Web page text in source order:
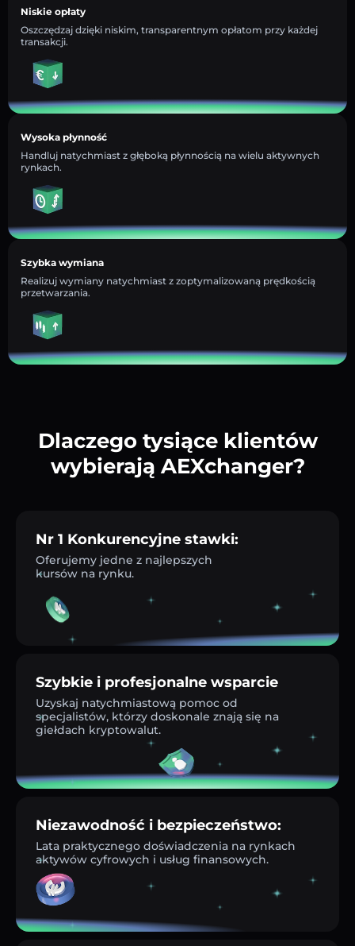
Niskie opłaty
Oszczędzaj dzięki niskim, transparentnym opłatom przy każdej
transakcji.
Wysoka płynność
Handluj natychmiast z głęboką płynnością na wielu aktywnych
rynkach.
Szybka wymiana
Realizuj wymiany natychmiast z zoptymalizowaną prędkością
przetwarzania.
Dlaczego tysiące klientów
wybierają AEXchanger?
Nr 1 Konkurencyjne stawki:
Oferujemy jedne z najlepszych
kursów na rynku.
Szybkie i profesjonalne wsparcie
Uzyskaj natychmiastową pomoc od
specjalistów, którzy doskonale znają się na
giełdach kryptowalut.
Niezawodność i bezpieczeństwo:
Lata praktycznego doświadczenia na rynkach
aktywów cyfrowych i usług finansowych.